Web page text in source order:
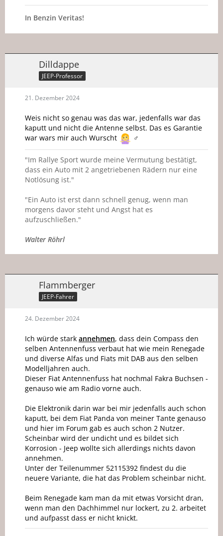
In Benzin Veritas!
Dilldappe
JEEP-Professor
21. Dezember 2024
Weis nicht so genau was das war, jedenfalls war das
kaputt und nicht die Antenne selbst. Das es Garantie
war wars mir auch Wurscht
‍♂️
"Im Rallye Sport wurde meine Vermutung bestätigt,
dass ein Auto mit 2 angetriebenen Rädern nur eine
Notlösung ist."
"Ein Auto ist erst dann schnell genug, wenn man
morgens davor steht und Angst hat es
aufzuschließen."
Walter Röhrl
Flammberger
JEEP-Fahrer
24. Dezember 2024
Ich würde stark annehmen, dass dein Compass den
selben Antennenfuss verbaut hat wie mein Renegade
und diverse Alfas und Fiats mit DAB aus den selben
Modelljahren auch.
Dieser Fiat Antennenfuss hat nochmal Fakra Buchsen -
genauso wie am Radio vorne auch.
Die Elektronik darin war bei mir jedenfalls auch schon
kaputt, bei dem Fiat Panda von meiner Tante genauso
und hier im Forum gab es auch schon 2 Nutzer.
Scheinbar wird der undicht und es bildet sich
Korrosion - Jeep wollte sich allerdings nichts davon
annehmen.
Unter der Teilenummer 52115392 findest du die
neuere Variante, die hat das Problem scheinbar nicht.
Beim Renegade kam man da mit etwas Vorsicht dran,
wenn man den Dachhimmel nur lockert, zu 2. arbeitet
und aufpasst dass er nicht knickt.